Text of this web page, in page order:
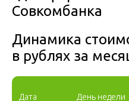
Совкомбанка
Динамика
в рублях за
Дата День недели